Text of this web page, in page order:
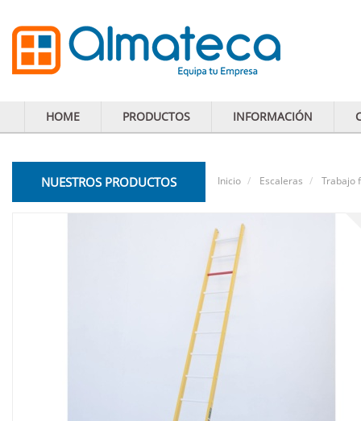
HOME PRODUCTOS INFORMACIÓN
NUESTROS PRODUCTOS Inicio Escaleras Trabajo